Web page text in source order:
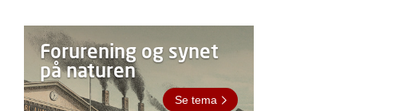
Forurening og synet
på naturen
Se tema